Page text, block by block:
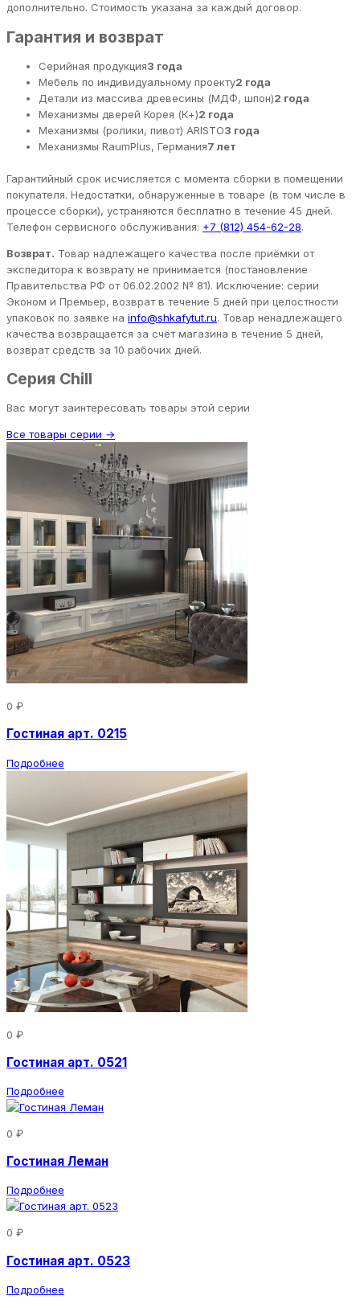
дополнительно. Стоимость указана за каждый договор.
Гарантия и возврат
Серийная продукция3 года
Мебель по индивидуальному проекту2 года
Детали из массива древесины (МДФ, шпон)2 года
Механизмы дверей Корея (К+)2 года
Механизмы (ролики, пивот) ARISTO3 года
Механизмы RaumPlus, Германия7 лет
Гарантийный срок исчисляется с момента сборки в помещении
покупателя. Недостатки, обнаруженные в товаре (в том числе в
процессе сборки), устраняются бесплатно в течение 45 дней.
Телефон сервисного обслуживания: +7 (812) 454-62-28.
Возврат. Товар надлежащего качества после приёмки от
экспедитора к возврату не принимается (постановление
Правительства РФ от 06.02.2002 № 81). Исключение: серии
Эконом и Премьер, возврат в течение 5 дней при целостности
упаковок по заявке на info@shkafytut.ru. Товар ненадлежащего
качества возвращается за счёт магазина в течение 5 дней,
возврат средств за 10 рабочих дней.
Серия Chill
Вас могут заинтересовать товары этой серии
Все товары серии →
0 ₽
Гостиная арт. 0215
Подробнее
0 ₽
Гостиная арт. 0521
Подробнее
0 ₽
Гостиная Леман
Подробнее
0 ₽
Гостиная арт. 0523
Подробнее